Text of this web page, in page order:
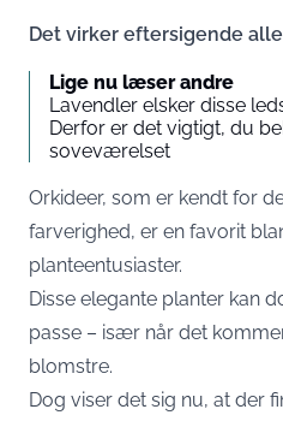
Det virker eftersigende
Lige nu læser andre
Lavendler elsker disse
Derfor er det vigtigt, du
soveværelset
Orkideer, som er kendt for
farverighed, er en favorit
planteentusiaster.
Disse elegante planter kan
passe – især når det
blomstre.
Dog viser det sig nu, at der